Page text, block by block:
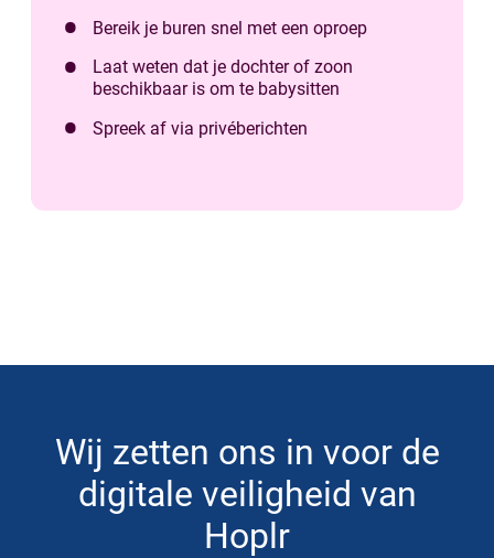
Bereik je buren snel met een oproep
Laat weten dat je dochter of zoon
beschikbaar is om te babysitten
Spreek af via privéberichten
Wij zetten ons in voor de
digitale veiligheid van
Hoplr